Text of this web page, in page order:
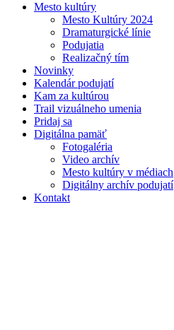
Mesto kultúry
Mesto Kultúry 2024
Dramaturgické línie
Podujatia
Realizačný tím
Novinky
Kalendár podujatí
Kam za kultúrou
Trail vizuálneho umenia
Pridaj sa
Digitálna pamäť
Fotogaléria
Video archív
Mesto kultúry v médiach
Digitálny archív podujatí
Kontakt